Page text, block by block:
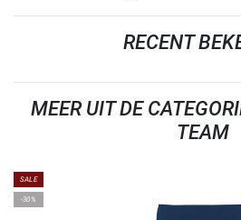
RECENT
MEER UIT DE
TEAM
SALE
-30%